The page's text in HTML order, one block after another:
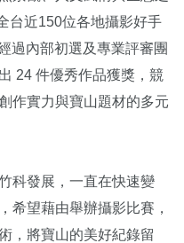
台近150位各地攝影好手
過內部初選及專業評審團
24 件優秀作品獲獎，競
作實力與寶山題材的多元
科發展，一直在快速變
希望藉由舉辦攝影比賽，
，將寶山的美好紀錄留